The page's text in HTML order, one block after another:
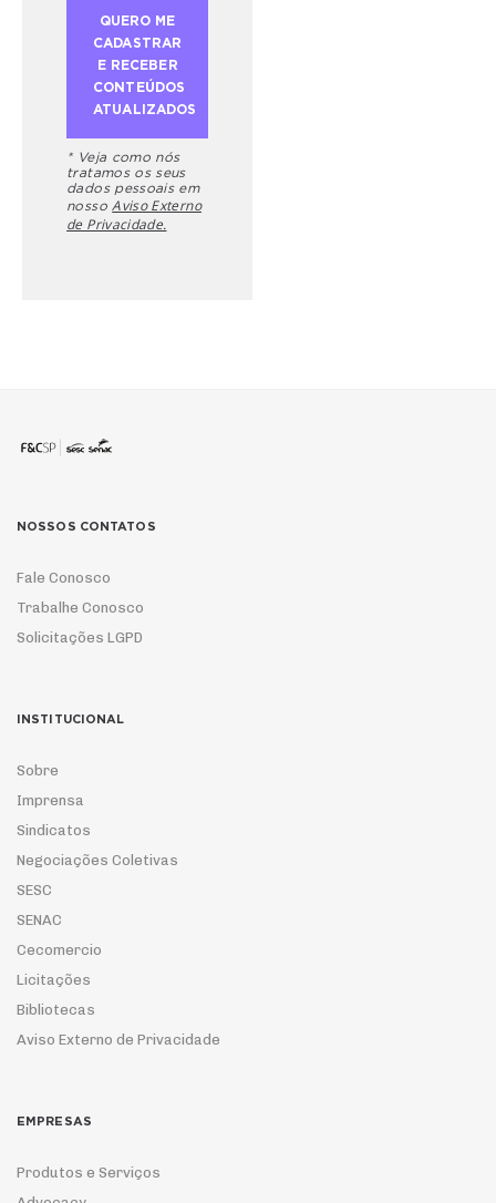
* Veja como nós
tratamos os seus
dados pessoais em
nosso Aviso Externo
de Privacidade.
NOSSOS CONTATOS
Fale Conosco
Trabalhe Conosco
Solicitações LGPD
INSTITUCIONAL
Sobre
Imprensa
Sindicatos
Negociações Coletivas
SESC
SENAC
Cecomercio
Licitações
Bibliotecas
Aviso Externo de Privacidade
EMPRESAS
Produtos e Serviços